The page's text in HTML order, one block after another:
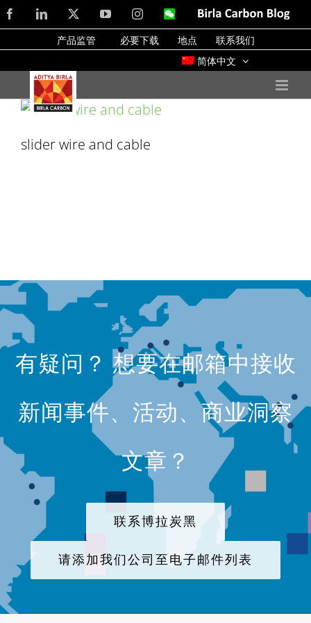
Skip
to
content
FacebookLinkedIn YouTubeInstagramWeChatBirla
Blog
产品监管 必要下载 地点
联系我们
简体中文
slider wire and cable
有疑问？ 想要在邮箱中接收
新闻事件、活动、商业洞察
文章？
联系博拉炭黑
请添加我们公司至电子邮件列表